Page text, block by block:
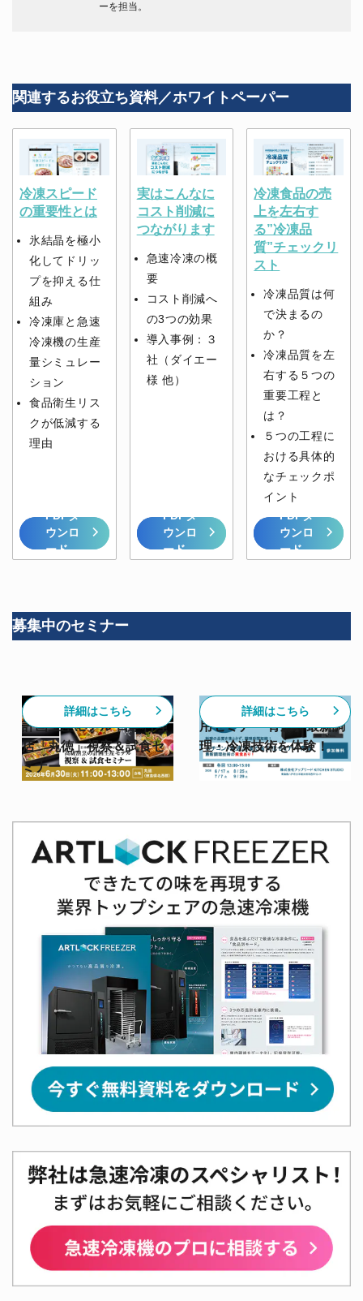
ーを担当。
関連するお役立ち資料／ホワイトペーパー
冷凍スピード
の重要性とは
氷結晶を極小
化してドリッ
プを抑える仕
組み
冷凍庫と急速
冷凍機の生産
量シミュレー
ション
食品衛生リス
クが低減する
理由
PDFダ
ウンロ
ード
実はこんなに
コスト削減に
つながります
急速冷凍の概
要
コスト削減へ
の3つの効果
導入事例：３
社（ダイエー
様 他）
PDFダ
ウンロ
ード
冷凍食品の売
上を左右す
る”冷凍品
質”チェックリ
スト
冷凍品質は何
で決まるの
か？
冷凍品質を左
右する５つの
重要工程と
は？
５つの工程に
おける具体的
なチェックポ
イント
PDFダ
ウンロ
ード
募集中のセミナー
【6/30開催】高級割烹の
計画生産モデル 日本料理
店「丸徳」視察＆試食セ
ミナー
詳細はこちら
【スチコン✕急速冷凍活
用セミナー 青森】最新調
理・冷凍技術を体験！
詳細はこちら